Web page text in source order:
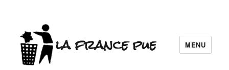
la france pue MENU